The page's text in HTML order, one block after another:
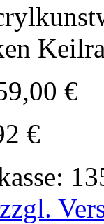
€
€
zzgl.